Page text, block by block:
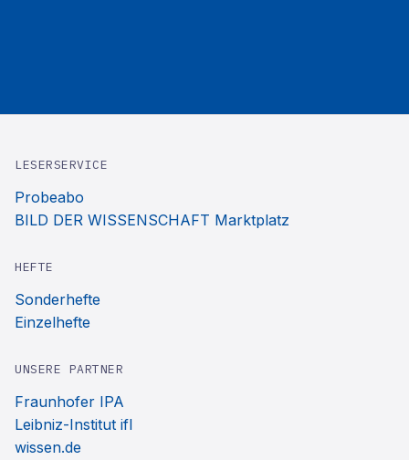
LESERSERVICE
Probeabo
BILD DER WISSENSCHAFT Marktplatz
HEFTE
Sonderhefte
Einzelhefte
UNSERE PARTNER
Fraunhofer IPA
Leibniz-Institut ifl
wissen.de